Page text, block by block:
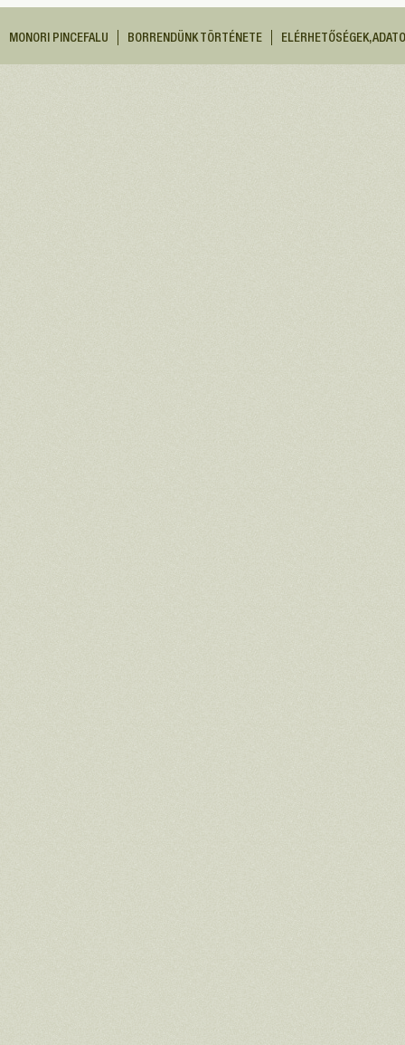
MONORI PINCEFALU BORRENDÜNK TÖRTÉNETE ELÉRHETŐSÉGEK,